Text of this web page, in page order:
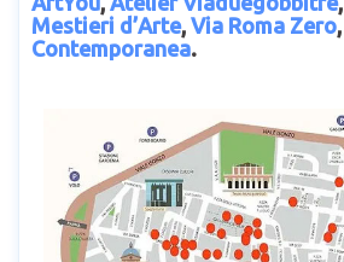
Mestieri d’Arte, Via Roma Zero,
Contemporanea.